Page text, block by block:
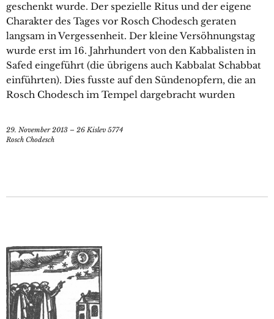
geschenkt wurde. Der spezielle Ritus und der eigene
Charakter des Tages vor Rosch Chodesch geraten
langsam in Vergessenheit. Der kleine Versöhnungstag
wurde erst im 16. Jahrhundert von den Kabbalisten in
Safed eingeführt (die übrigens auch Kabbalat Schabbat
einführten). Dies fusste auf den Sündenopfern, die an
Rosch Chodesch im Tempel dargebracht wurden
29. November 2013 – 26 Kislev 5774
Rosch Chodesch